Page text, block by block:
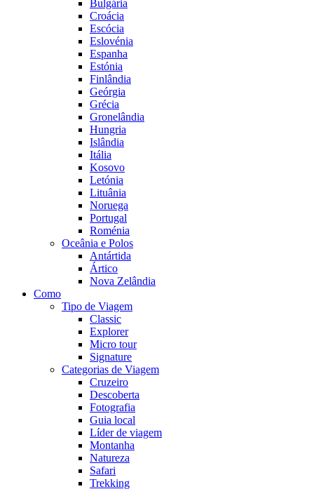
Bulgária
Croácia
Escócia
Eslovénia
Espanha
Estónia
Finlândia
Geórgia
Grécia
Gronelândia
Hungria
Islândia
Itália
Kosovo
Letónia
Lituânia
Noruega
Portugal
Roménia
Oceânia e Polos
Antártida
Ártico
Nova Zelândia
Como
Tipo de Viagem
Classic
Explorer
Micro tour
Signature
Categorias de Viagem
Cruzeiro
Descoberta
Fotografia
Guia local
Líder de viagem
Montanha
Natureza
Safari
Trekking